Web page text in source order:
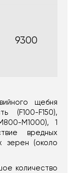
9300
щебня
(F100-F150),
М1000), 1
вредных
зерен (около
количество